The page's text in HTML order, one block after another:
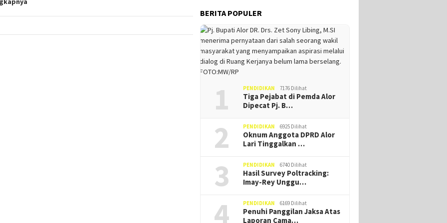
BERITA POPULER
1 PENDIDIKAN 7176 Dilihat
Tiga Pejabat di Pemda Alor
Dipecat Pj. B…
2 PENDIDIKAN 6925 Dilihat
Oknum Anggota DPRD Alor
Lari Tinggalkan …
3 PENDIDIKAN 6740 Dilihat
Hasil Survey Poltracking:
Imay-Rey Unggu…
4 PENDIDIKAN 6169 Dilihat
Penuhi Panggilan Jaksa Atas
Laporan Cama…